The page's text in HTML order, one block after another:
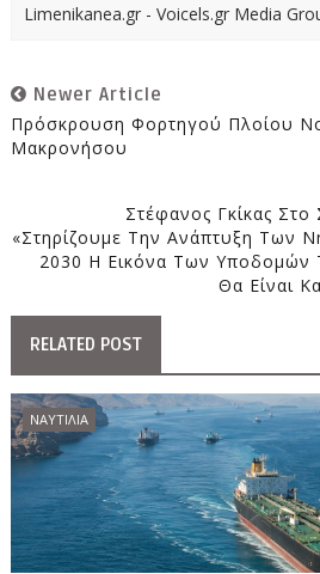
Limenikanea.gr - Voicels.gr Media
Newer Article
Πρόσκρουση Φορτηγού Πλοίου
Μακρονήσου
Στέφανος Γκίκας
«Στηρίζουμε Την Ανάπτυξη Των
2030 Η Εικόνα Των Υποδομών
Θα Είναι
RELATED POST
ΝΑΥΤΙΛΙΑ